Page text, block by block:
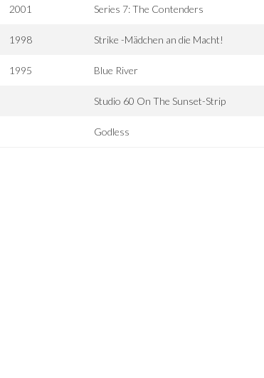
2001 Series 7: The Contenders
1998 Strike -Mädchen an die Macht!
1995 Blue River
Studio 60 On The Sunset-Strip
Godless